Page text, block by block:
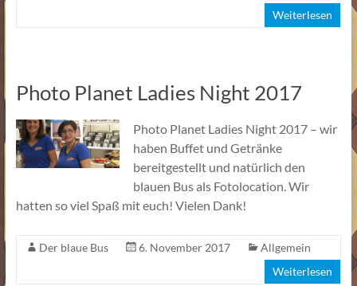
Weiterlesen
Photo Planet Ladies Night 2017
Photo Planet Ladies Night 2017 – wir
haben Buffet und Getränke
bereitgestellt und natürlich den
blauen Bus als Fotolocation. Wir
hatten so viel Spaß mit euch! Vielen Dank!
Der blaue Bus 6. November 2017
Allgemein
Weiterlesen